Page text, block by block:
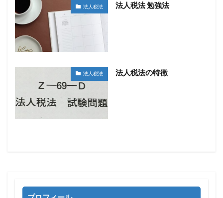
法人税法 法人税法 勉強法
法人税法 法人税法の特徴